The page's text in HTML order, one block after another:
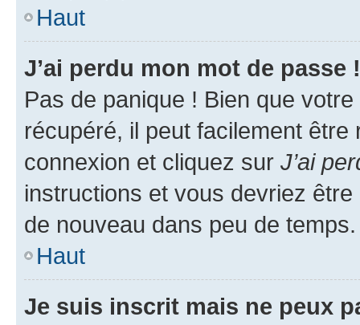
Haut
J’ai perdu mon mot de passe !
Pas de panique ! Bien que
récupéré, il peut facilement
connexion et cliquez sur J’ai
instructions et vous devriez
de nouveau dans peu de temps.
Haut
Je suis inscrit mais ne peux